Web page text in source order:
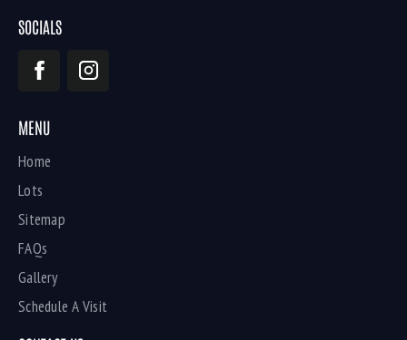
SOCIALS
MENU
Home
Lots
Sitemap
FAQs
Gallery
Schedule A Visit